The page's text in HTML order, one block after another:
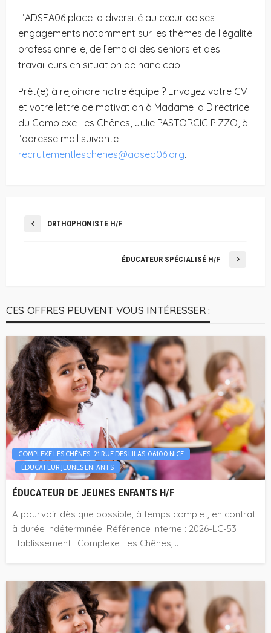
L’ADSEA06 place la diversité au cœur de ses
engagements notamment sur les thèmes de l’égalité
professionnelle, de l’emploi des seniors et des
travailleurs en situation de handicap.
Prêt(e) à rejoindre notre équipe ? Envoyez votre CV
et votre lettre de motivation à Madame la Directrice
du Complexe Les Chênes, Julie PASTORCIC PIZZO, à
l’adresse mail suivante :
recrutementleschenes@adsea06.org.
ORTHOPHONISTE H/F
ÉDUCATEUR SPÉCIALISÉ H/F
CES OFFRES PEUVENT VOUS INTÉRESSER :
COMPLEXE LES CHÊNES : 21 RUE DES LILAS, 06100 NICE
ÉDUCATEUR JEUNES ENFANTS
ÉDUCATEUR DE JEUNES ENFANTS H/F
A pourvoir dès que possible, à temps complet, en contrat
à durée indéterminée. Référence interne : 2026-LC-53
Etablissement : Complexe Les Chênes,...